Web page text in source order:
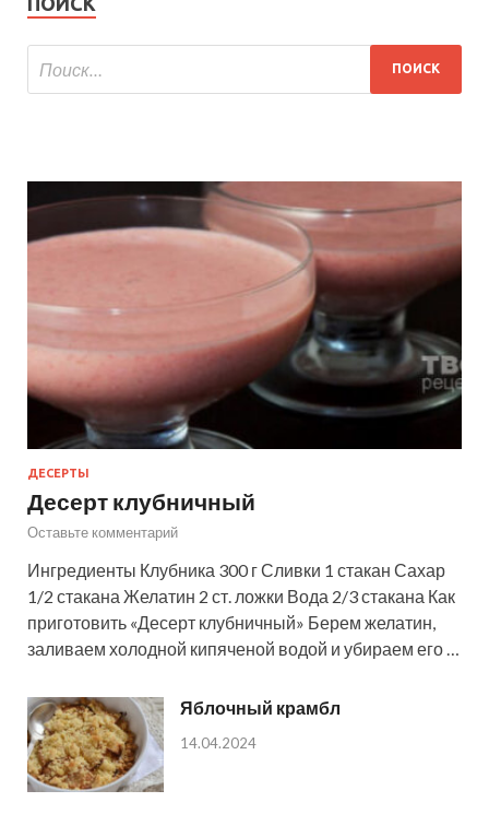
ДЕСЕРТЫ
Десерт клубничный
Оставьте комментарий
Ингредиенты Клубника 300 г Сливки 1 стакан Сахар
1/2 стакана Желатин 2 ст. ложки Вода 2/3 стакана Как
приготовить «Десерт клубничный» Берем желатин,
заливаем холодной кипяченой водой и убираем его …
Яблочный крамбл
14.04.2024